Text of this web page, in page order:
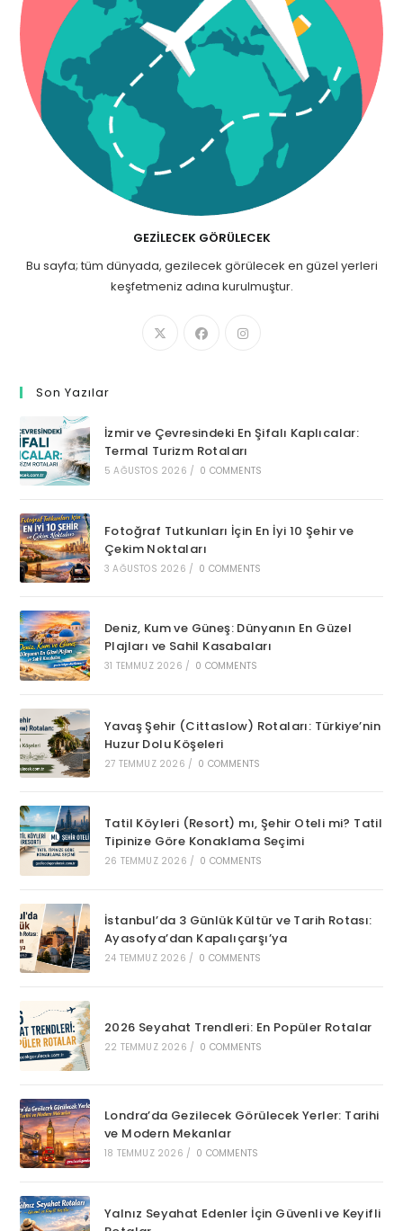
GEZILECEK GÖRÜLECEK
Bu sayfa; tüm dünyada, gezilecek görülecek en güzel yerleri
keşfetmeniz adına kurulmuştur.
Son Yazılar
İzmir ve Çevresindeki En Şifalı Kaplıcalar:
Termal Turizm Rotaları
5 AĞUSTOS 2026 / 0 COMMENTS
Fotoğraf Tutkunları İçin En İyi 10 Şehir ve
Çekim Noktaları
3 AĞUSTOS 2026 / 0 COMMENTS
Deniz, Kum ve Güneş: Dünyanın En Güzel
Plajları ve Sahil Kasabaları
31 TEMMUZ 2026 / 0 COMMENTS
Yavaş Şehir (Cittaslow) Rotaları: Türkiye’nin
Huzur Dolu Köşeleri
27 TEMMUZ 2026 / 0 COMMENTS
Tatil Köyleri (Resort) mı, Şehir Oteli mi? Tatil
Tipinize Göre Konaklama Seçimi
26 TEMMUZ 2026 / 0 COMMENTS
İstanbul’da 3 Günlük Kültür ve Tarih Rotası:
Ayasofya’dan Kapalıçarşı’ya
24 TEMMUZ 2026 / 0 COMMENTS
2026 Seyahat Trendleri: En Popüler Rotalar
22 TEMMUZ 2026 / 0 COMMENTS
Londra’da Gezilecek Görülecek Yerler: Tarihi
ve Modern Mekanlar
18 TEMMUZ 2026 / 0 COMMENTS
Yalnız Seyahat Edenler İçin Güvenli ve Keyifli